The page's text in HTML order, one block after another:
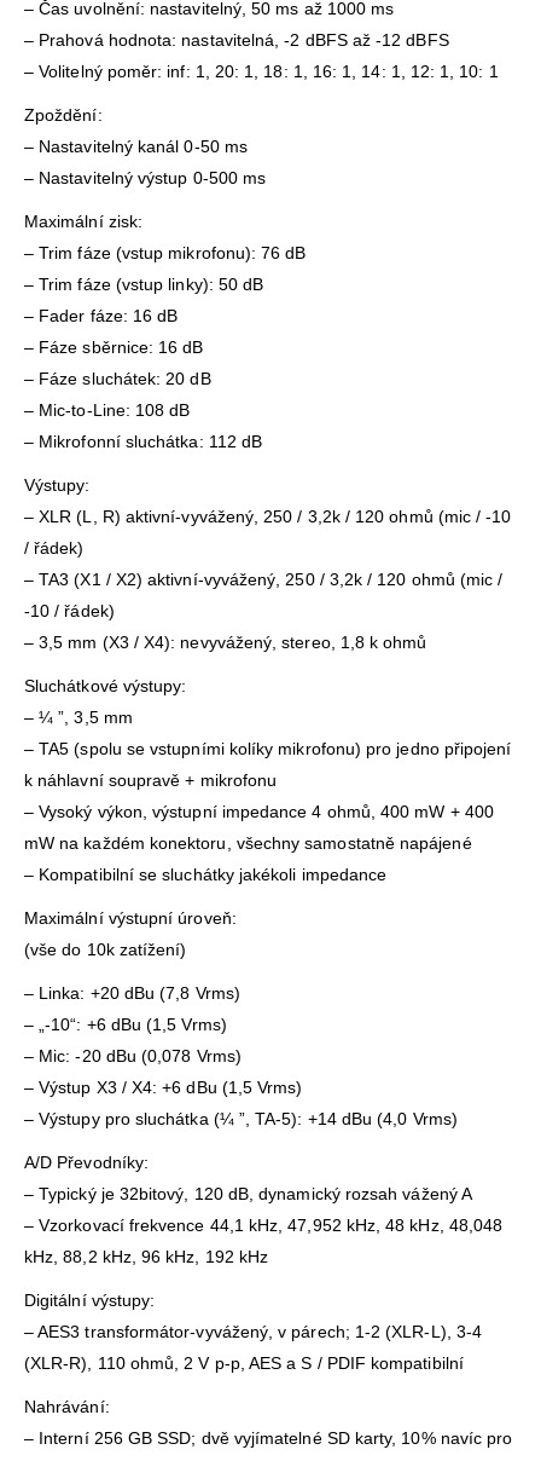
– Čas uvolnění: nastavitelný, 50 ms až 1000 ms
– Prahová hodnota: nastavitelná, -2 dBFS až -12 dBFS
– Volitelný poměr: inf: 1, 20: 1, 18: 1, 16: 1, 14: 1, 12: 1, 10: 1
Zpoždění:
– Nastavitelný kanál 0-50 ms
– Nastavitelný výstup 0-500 ms
Maximální zisk:
– Trim fáze (vstup mikrofonu): 76 dB
– Trim fáze (vstup linky): 50 dB
– Fader fáze: 16 dB
– Fáze sběrnice: 16 dB
– Fáze sluchátek: 20 dB
– Mic-to-Line: 108 dB
– Mikrofonní sluchátka: 112 dB
Výstupy:
– XLR (L, R) aktivní-vyvážený, 250 / 3,2k / 120 ohmů (mic / -10
/ řádek)
– TA3 (X1 / X2) aktivní-vyvážený, 250 / 3,2k / 120 ohmů (mic /
-10 / řádek)
– 3,5 mm (X3 / X4): nevyvážený, stereo, 1,8 k ohmů
Sluchátkové výstupy:
– ¼ ”, 3,5 mm
– TA5 (spolu se vstupními kolíky mikrofonu) pro jedno připojení
k náhlavní soupravě + mikrofonu
– Vysoký výkon, výstupní impedance 4 ohmů, 400 mW + 400
mW na každém konektoru, všechny samostatně napájené
– Kompatibilní se sluchátky jakékoli impedance
Maximální výstupní úroveň:
(vše do 10k zatížení)
– Linka: +20 dBu (7,8 Vrms)
– „-10“: +6 dBu (1,5 Vrms)
– Mic: -20 dBu (0,078 Vrms)
– Výstup X3 / X4: +6 dBu (1,5 Vrms)
– Výstupy pro sluchátka (¼ ”, TA-5): +14 dBu (4,0 Vrms)
A/D Převodníky:
– Typický je 32bitový, 120 dB, dynamický rozsah vážený A
– Vzorkovací frekvence 44,1 kHz, 47,952 kHz, 48 kHz, 48,048
kHz, 88,2 kHz, 96 kHz, 192 kHz
Digitální výstupy:
– AES3 transformátor-vyvážený, v párech; 1-2 (XLR-L), 3-4
(XLR-R), 110 ohmů, 2 V p-p, AES a S / PDIF kompatibilní
Nahrávání:
– Interní 256 GB SSD; dvě vyjímatelné SD karty, 10% navíc pro